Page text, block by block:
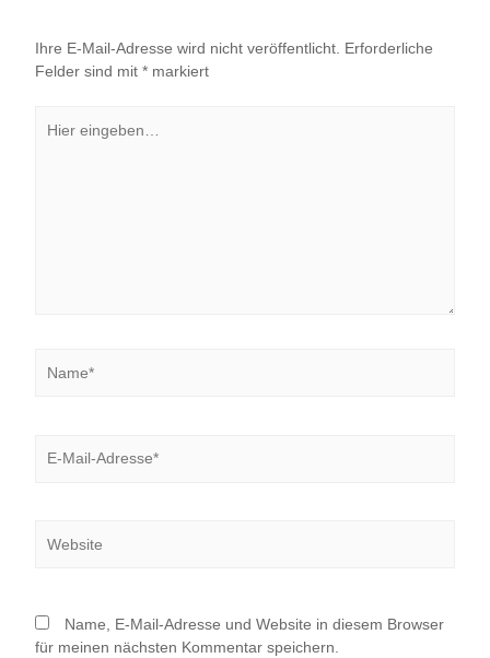
Ihre E-Mail-Adresse wird nicht veröffentlicht. Erforderliche
Felder sind mit *markiert
eingeben…
Mail-
Name, E-Mail-Adresse und Website in diesem Browser
für meinen nächsten Kommentar speichern.